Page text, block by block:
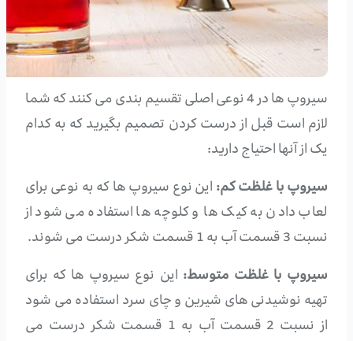
سیروپ ها در 4 نوعی اصلی تقسیم بندی می کنند که شما
لازم است قبل از درست کردن تصمیم بگیرید که به کدام
یک از آنها احتیاج دارید:
سیروپ با غلظت کم: این نوع سیروپ ها که به نوعی برای
لعاب دادن به کیک ها و کلوچه ها استفاده می شود از
نسبت 3 قسمت آب به 1 قسمت شکر درست می شوند.
سیروپ با غلظت متوسط: این نوع سیروپ ها که برای
تهیه نوشیدنی های شیرین و چای سرد استفاده می شود
از نسبت 2 قسمت آب به 1 قسمت شکر درست می